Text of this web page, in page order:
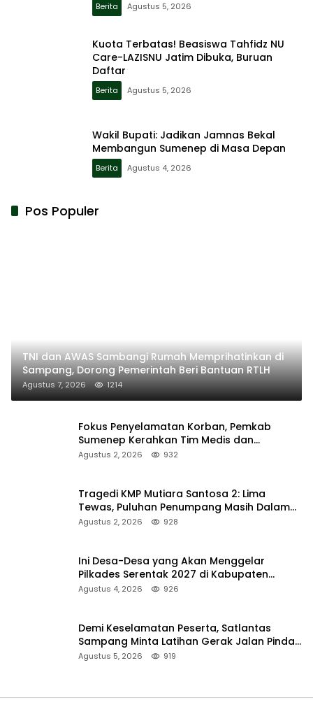
Berita Agustus 5, 2026
Kuota Terbatas! Beasiswa Tahfidz NU
Care-LAZISNU Jatim Dibuka, Buruan
Daftar
Berita Agustus 5, 2026
Wakil Bupati: Jadikan Jamnas Bekal
Membangun Sumenep di Masa Depan
Berita Agustus 4, 2026
Pos Populer
TNI dan AWAS Sambangi Rumah Memprihatinkan di
Sampang, Dorong Pemerintah Beri Bantuan RTLH
Agustus 7, 2026 1214
Fokus Penyelamatan Korban, Pemkab
Sumenep Kerahkan Tim Medis dan
Ambulans ke Pelabuhan Kalianget
Agustus 2, 2026 932
Tragedi KMP Mutiara Santosa 2: Lima
Tewas, Puluhan Penumpang Masih Dalam
Pencarian
Agustus 2, 2026 928
Ini Desa-Desa yang Akan Menggelar
Pilkades Serentak 2027 di Kabupaten
Sumenep
Agustus 4, 2026 926
Demi Keselamatan Peserta, Satlantas
Sampang Minta Latihan Gerak Jalan Pindah
ke Lokasi Aman
Agustus 5, 2026 919